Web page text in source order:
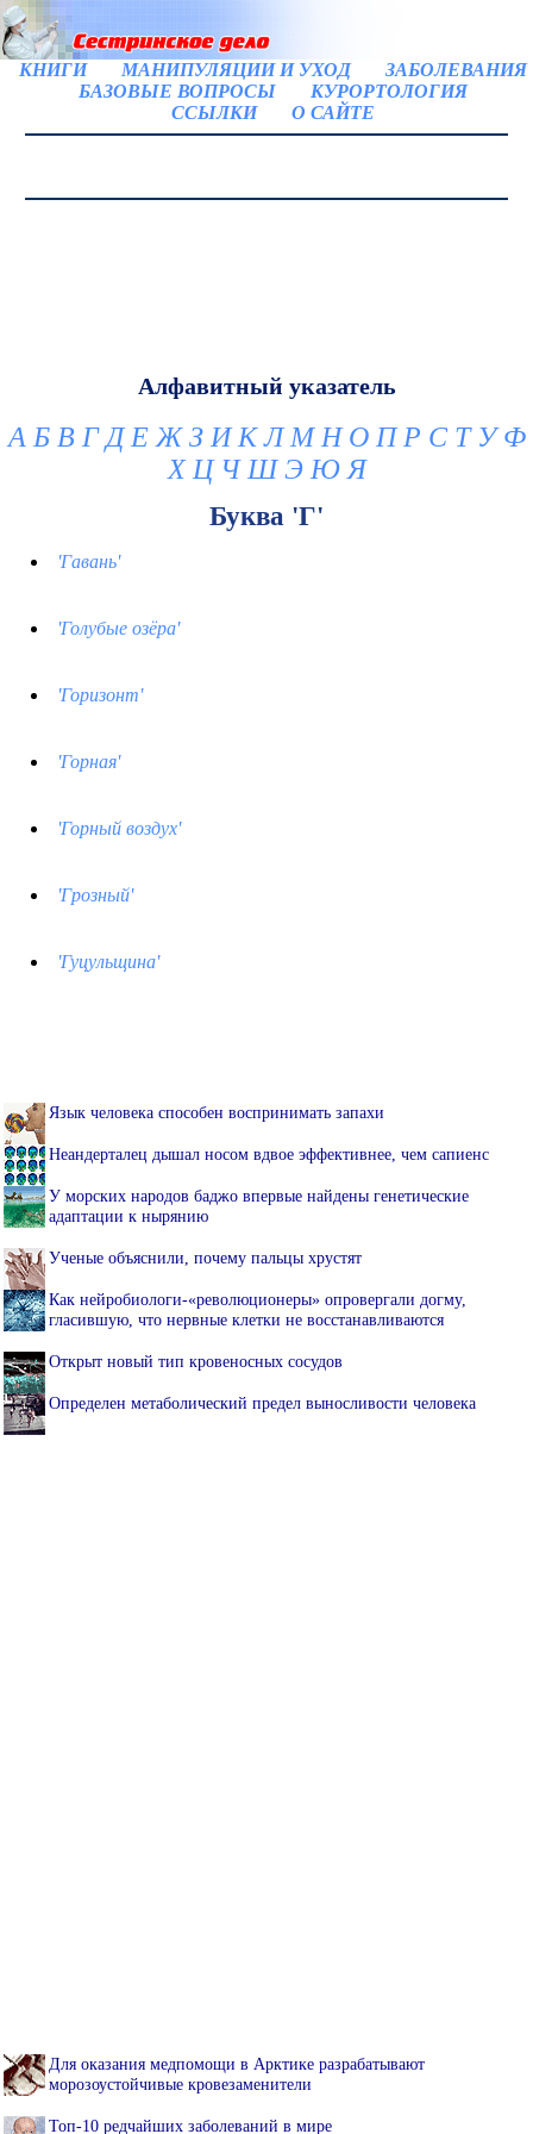
КНИГИ МАНИПУЛЯЦИИ И УХОД
ЗАБОЛЕВАНИЯ
БАЗОВЫЕ ВОПРОСЫ
КУРОРТОЛОГИЯ
ССЫЛКИ
О САЙТЕ
Алфавитный указатель
А Б В Г Д Е Ж З И К Л М Н О П Р С Т У Ф
Х Ц Ч Ш Э Ю Я
Буква 'Г'
'Гавань'
'Голубые озёра'
'Горизонт'
'Горная'
'Горный воздух'
'Грозный'
'Гуцульщина'
Язык человека способен воспринимать запахи
Неандерталец дышал носом вдвое эффективнее, чем сапиенс
У морских народов баджо впервые найдены генетические
адаптации к нырянию
Ученые объяснили, почему пальцы хрустят
Как нейробиологи-«революционеры» опровергали догму,
гласившую, что нервные клетки не восстанавливаются
Открыт новый тип кровеносных сосудов
Определен метаболический предел выносливости человека
Для оказания медпомощи в Арктике разрабатывают
морозоустойчивые кровезаменители
Топ-10 редчайших заболеваний в мире